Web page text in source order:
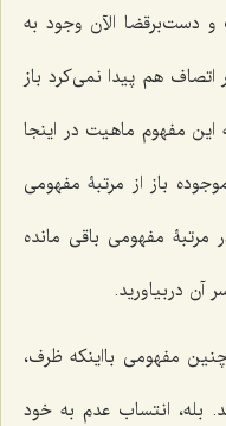
دست‌برقضا الآن وجود به
هم پیدا نمی‌کرد باز
این مفهوم ماهیت در اینجا
باز از مرتبۀ مفهومی
مفهومی باقی مانده
آن دربیاورید.
مفهومی بااینکه ظرف،
بله، انتساب عدم به خود